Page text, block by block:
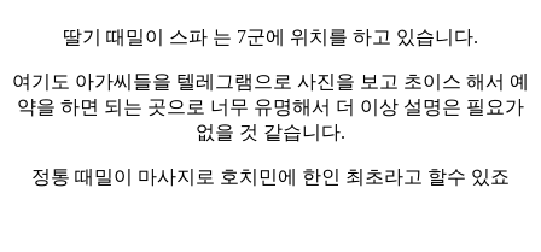
딸기 때밀이 스파 는 7군에 위치를 하고 있습니다.
여기도 아가씨들을 텔레그램으로 사진을 보고 초이스 해서 예
약을 하면 되는 곳으로 너무 유명해서 더 이상 설명은 필요가
없을 것 같습니다.
정통 때밀이 마사지로 호치민에 한인 최초라고 할수 있죠